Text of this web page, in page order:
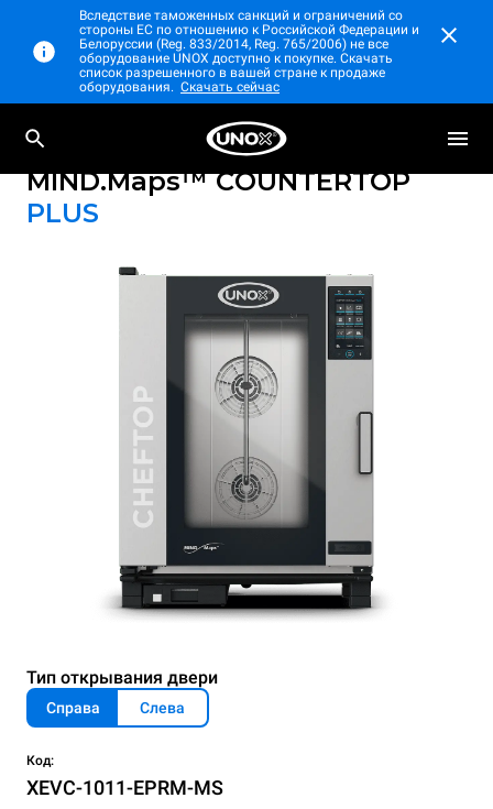
Вследствие таможенных санкций и ограничений со
стороны ЕС по отношению к Российской Федерации и
Белоруссии (Reg. 833/2014, Reg. 765/2006) не все
оборудование UNOX доступно к покупке. Скачать
список разрешенного в вашей стране к продаже
оборудования. Скачать сейчас
Профессиональный настольный
пароконвектомат
CHEFTOP
MIND.Maps™ COUNTERTOP
PLUS
Тип открывания двери
Справа Слева
Код:
XEVC-1011-EPRM-MS